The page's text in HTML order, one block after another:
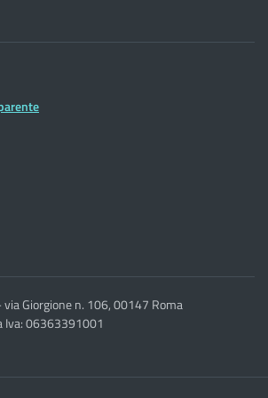
Giorgione n. 106, 00147 Roma
Iva: 06363391001